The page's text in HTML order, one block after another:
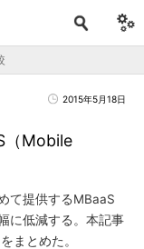
2015年5月18日
（Mobile
て提供するMBaaS
に低減する。本記事
まとめた。